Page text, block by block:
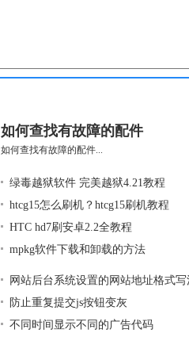
如何查找有故障的配件
如何查找有故障的配件...
绿毒越狱软件 完美越狱4.21教程
htcg15怎么刷机？htcg15刷机教程
HTC hd7刷安卓2.2全教程
mpkg软件下载和卸载的方法
网站后台系统设置的网站地址格式写
防止重复提交js按钮变灰
不同时间显示不同的广告代码